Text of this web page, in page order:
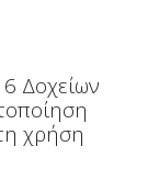
Δοχείων
χρήση